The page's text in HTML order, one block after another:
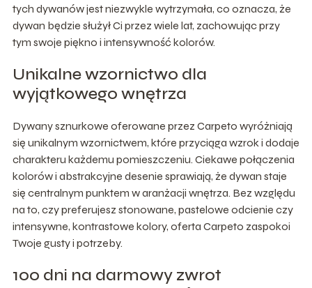
tych dywanów jest niezwykle wytrzymała, co oznacza, że
dywan będzie służył Ci przez wiele lat, zachowując przy
tym swoje piękno i intensywność kolorów.
Unikalne wzornictwo dla
wyjątkowego wnętrza
Dywany sznurkowe oferowane przez Carpeto wyróżniają
się unikalnym wzornictwem, które przyciąga wzrok i dodaje
charakteru każdemu pomieszczeniu. Ciekawe połączenia
kolorów i abstrakcyjne desenie sprawiają, że dywan staje
się centralnym punktem w aranżacji wnętrza. Bez względu
na to, czy preferujesz stonowane, pastelowe odcienie czy
intensywne, kontrastowe kolory, oferta Carpeto zaspokoi
Twoje gusty i potrzeby.
100 dni na darmowy zwrot